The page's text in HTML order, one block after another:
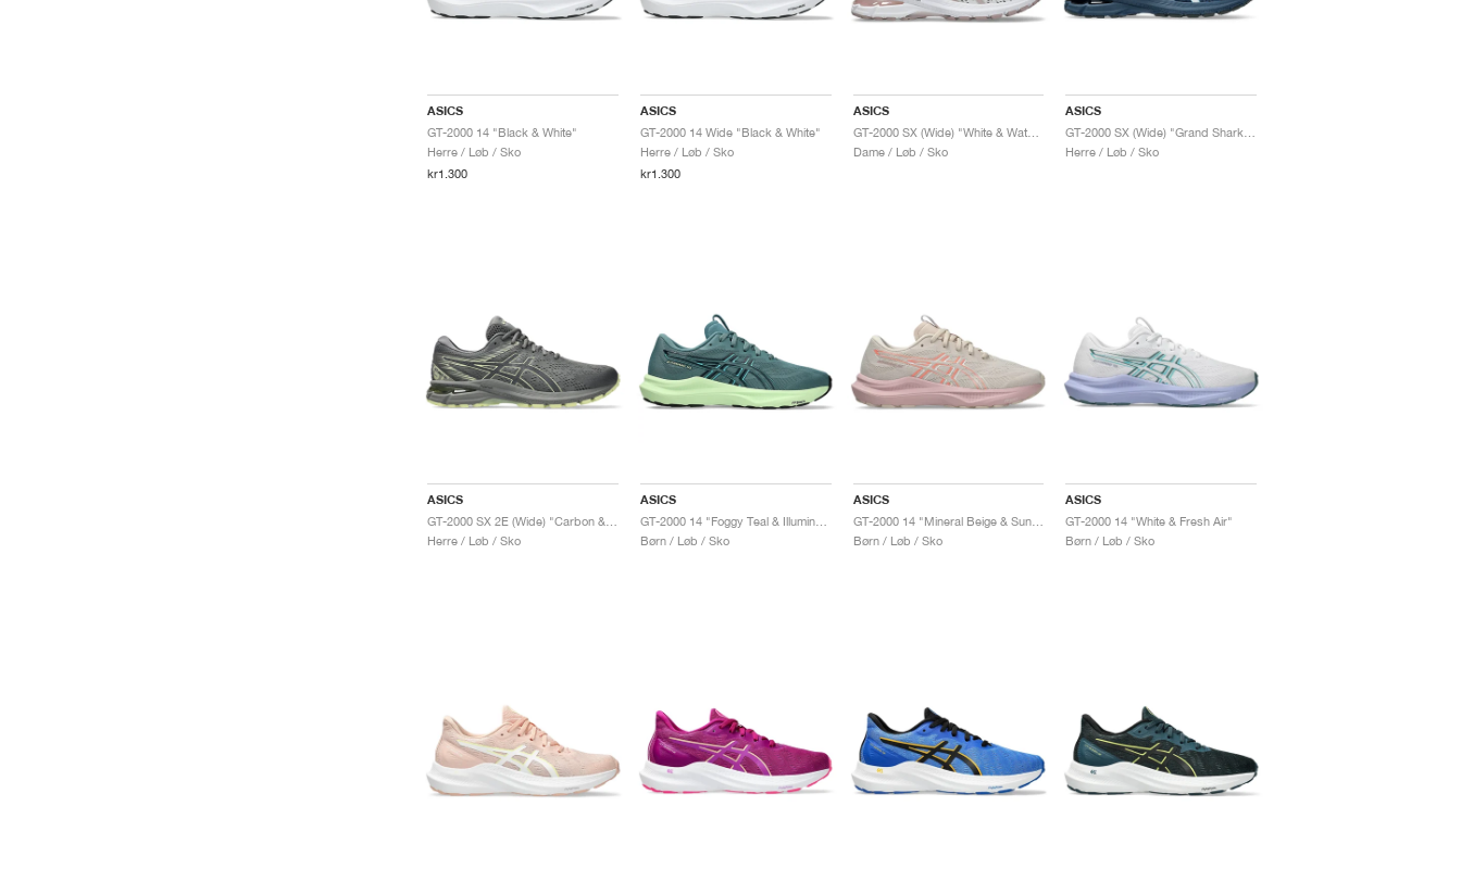
ASICS
GT-2000 14 "Black & White"
Herre / Løb / Sko
kr1.300
ASICS
GT-2000 14 Wide "Black & White"
Herre / Løb / Sko
kr1.300
ASICS
GT-2000 SX (Wide) "White & Watershed Rose"
Dame / Løb / Sko
ASICS
Herre / Løb / Sko
ASICS
Herre / Løb / Sko
ASICS
GT-2000 14 "Foggy Teal & Illuminate Yellow"
Børn / Løb / Sko
ASICS
GT-2000 14 "Mineral Beige & Sun Coral"
Børn / Løb / Sko
ASICS
GT-2000 14 "White & Fresh Air"
Børn / Løb / Sko